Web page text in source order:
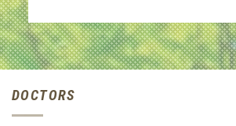
DOCTORS